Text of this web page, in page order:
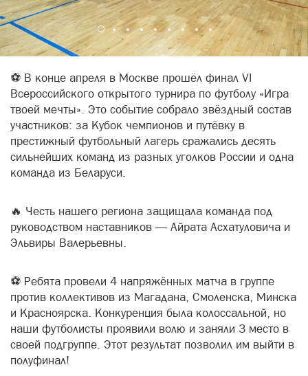
⚽ В конце апреля в Москве прошёл финал VI
Всероссийского открытого турнира по футболу «Игра
твоей мечты». Это событие собрало звёздный состав
участников: за Кубок чемпионов и путёвку в
престижный футбольный лагерь сражались десять
сильнейших команд из разных уголков России и одна
команда из Беларуси.
🔥 Честь нашего региона защищала команда под
руководством наставников — Айрата Асхатуловича и
Эльвиры Валерьевны.
⚽ Ребята провели 4 напряжённых матча в группе
против коллективов из Магадана, Смоленска, Минска
и Красноярска. Конкуренция была колоссальной, но
наши футболисты проявили волю и заняли 3 место в
своей подгруппе. Этот результат позволил им выйти в
полуфинал!